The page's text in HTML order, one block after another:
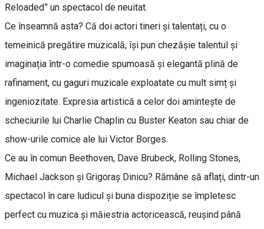
Reloaded” un spectacol de neuitat.
Ce înseamnă asta? Că doi actori tineri și talentați, cu o
temeinică pregătire muzicală, își pun chezășie talentul și
imaginația într-o comedie spumoasă și elegantă plină de
rafinament, cu gaguri muzicale exploatate cu mult simț și
ingeniozitate. Expresia artistică a celor doi amintește de
scheciurile lui Charlie Chaplin cu Buster Keaton sau chiar de
show-urile comice ale lui Victor Borges.
Ce au în comun Beethoven, Dave Brubeck, Rolling Stones,
Michael Jackson și Grigoraș Dinicu? Rămâne să aflați, dintr-un
spectacol în care ludicul și buna dispoziție se împletesc
perfect cu muzica și măiestria actoricească, reușind până